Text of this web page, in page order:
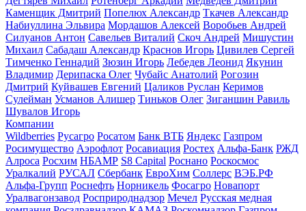
Каменщик Дмитрий Попелюх Александр Ткачев Александр
Набиуллина Эльвира Мордашов Алексей Воробьев Андрей
Силуанов Антон Савельев Виталий Скоч Андрей Мишустин
Михаил Сабадаш Александр Краснов Игорь Цивилев Сергей
Тимченко Геннадий Зюзин Игорь Лебедев Леонид Якунин
Владимир Дерипаска Олег Чубайс Анатолий Рогозин
Дмитрий Куйвашев Евгений Цаликов Руслан Керимов
Сулейман Усманов Алишер Тиньков Олег Зиганшин Равиль
Шувалов Игорь
Компании
Wildberries Русагро Росатом Банк ВТБ Яндекс Газпром
Росимущество Аэрофлот Росавиация Ростех Альфа-Банк РЖД
Алроса Росхим НБАМР S8 Capital Роснано Роскосмос
Уралкалий РУСАЛ Сбербанк ЕвроХим Соллерс ВЭБ.РФ
Альфа-Групп Роснефть Норникель Фосагро Новапорт
Уралвагонзавод Росприроднадзор Мечел Русская медная